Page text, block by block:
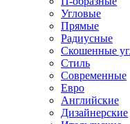
Угловые
Прямые
Радиусные
Скошенные
Стиль
Современные
Евро
Английские
Дизайнерские